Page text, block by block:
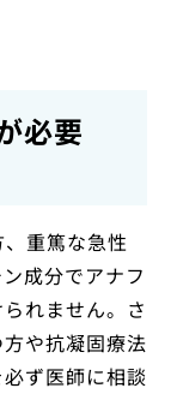
必要
重篤な急性
成分でアナフ
れません。さ
や抗凝固療法
ず医師に相談